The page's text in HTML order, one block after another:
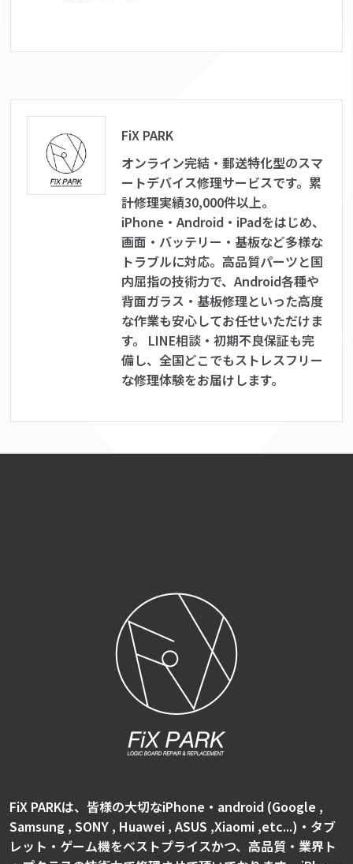
FiX PARK
オンライン完結・郵送特化型のスマ
ートデバイス修理サービスです。累
計修理実績30,000件以上。
iPhone・Android・iPadをはじめ、
画面・バッテリー・基板など多様な
トラブルに対応。高品質パーツと国
内屈指の技術力で、Android各種や
背面ガラス・基板修理といった高度
な作業も安心してお任せいただけま
す。 LINE相談・初期不良保証も完
備し、全国どこでもストレスフリー
な修理体験をお届けします。
FiX PARKは、皆様の大切なiPhone・android (Google ,
Samsung , SONY , Huawei , ASUS ,Xiaomi ,etc...)・タブ
レット・ゲーム機をベストプライスかつ、高品質・業界ト